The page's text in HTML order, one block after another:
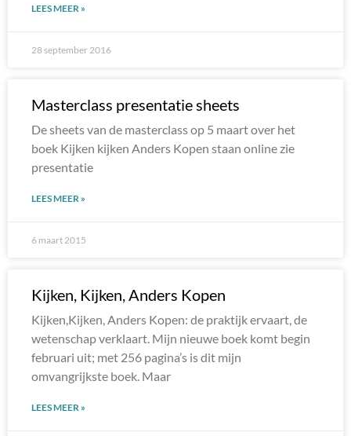
LEES MEER »
28 september 2016
Masterclass presentatie sheets
De sheets van de masterclass op 5 maart over het
boek Kijken kijken Anders Kopen staan online zie
presentatie
LEES MEER »
6 maart 2015
Kijken, Kijken, Anders Kopen
Kijken,Kijken, Anders Kopen: de praktijk ervaart, de
wetenschap verklaart. Mijn nieuwe boek komt begin
februari uit; met 256 pagina’s is dit mijn
omvangrijkste boek. Maar
LEES MEER »